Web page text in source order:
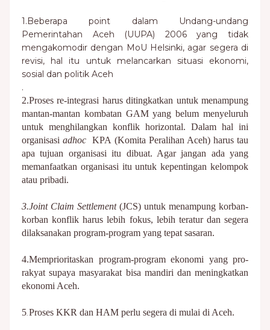
1.Beberapa point dalam Undang-undang
Pemerintahan Aceh (UUPA) 2006 yang tidak
mengakomodir dengan MoU Helsinki, agar segera di
revisi, hal itu untuk melancarkan situasi ekonomi,
sosial dan politik Aceh
.
2.Proses re-integrasi harus ditingkatkan untuk menampung
mantan-mantan kombatan GAM yang belum menyeluruh
untuk menghilangkan konflik horizontal. Dalam hal ini
organisasiadhoc KPA (Komita Peralihan Aceh) harus tau
apa tujuan organisasi itu dibuat. Agar jangan ada yang
memanfaatkan organisasi itu untuk kepentingan kelompok
atau pribadi.
3.Joint Claim Settlement(JCS) untuk menampung korban-
korban konflik harus lebih fokus, lebih teratur dan segera
dilaksanakan program-program yang tepat sasaran.
4.Memprioritaskan program-program ekonomi yang pro-
rakyat supaya masyarakat bisa mandiri dan meningkatkan
ekonomi Aceh.
5 Proses KKR dan HAM perlu segera di mulai di Aceh.